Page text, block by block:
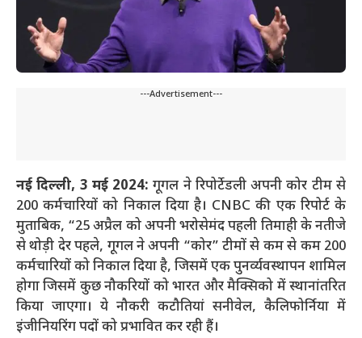
---Advertisement---
नई दिल्ली, 3 मई 2024: गूगल ने रिपोर्टेडली अपनी कोर टीम से
200 कर्मचारियों को निकाल दिया है। CNBC की एक रिपोर्ट के
मुताबिक, “25 अप्रैल को अपनी भरोसेमंद पहली तिमाही के नतीजे
से थोड़ी देर पहले, गूगल ने अपनी “कोर” टीमों से कम से कम 200
कर्मचारियों को निकाल दिया है, जिसमें एक पुनर्व्यवस्थापन शामिल
होगा जिसमें कुछ नौकरियों को भारत और मैक्सिको में स्थानांतरित
किया जाएगा। ये नौकरी कटौतियां सनीवेल, कैलिफोर्निया में
इंजीनियरिंग पदों को प्रभावित कर रही हैं।